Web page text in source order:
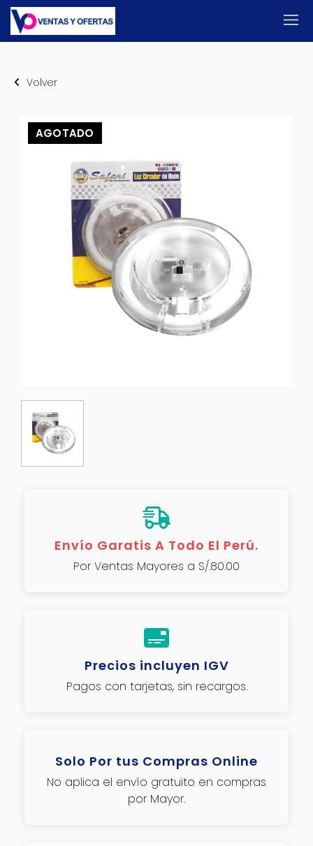
Volver
AGOTADO
Envío Garatis A Todo El Perú.
Por Ventas Mayores a S/.80.00
Precios incluyen IGV
Pagos con tarjetas, sin recargos.
Solo Por tus Compras Online
No aplica el envío gratuito en compras
por Mayor.